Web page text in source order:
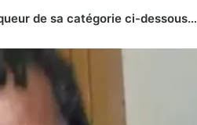
de sa catégorie ci-dessous…